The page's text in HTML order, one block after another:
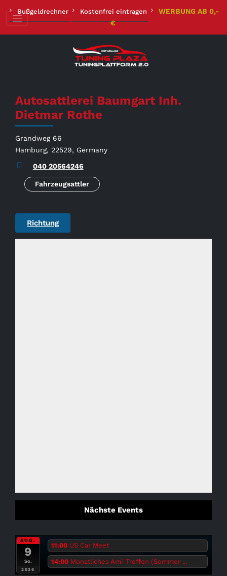
Inhalt
springen
Bußgeldrechner Kostenfrei eintragen
WERBUNG AB 0,-
€
Autosattlerei Baumgart Inh.
Dietmar Rothe
Grandweg 66
Hamburg, 22529, Germany
040 20564246
Fahrzeugsattler
Richtung
Nächste Events
AUG.
9
So.
2026
11:00 US Car Meet
14:00 Monatliches Ami-Treffen (Sommer ...